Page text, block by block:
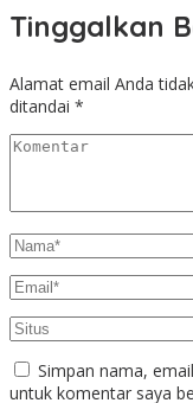
Tinggalkan
Alamat email Anda
ditandai *
Simpan nama,
untuk komentar saya